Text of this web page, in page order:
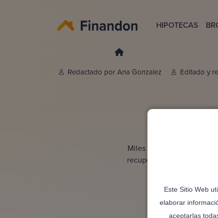
Este Sitio Web
elaborar
aceptarlas
HIPOTECAS
Redactado porAna Gonzalez Editado y
Miles de personas en
recuperar lo que pagaste